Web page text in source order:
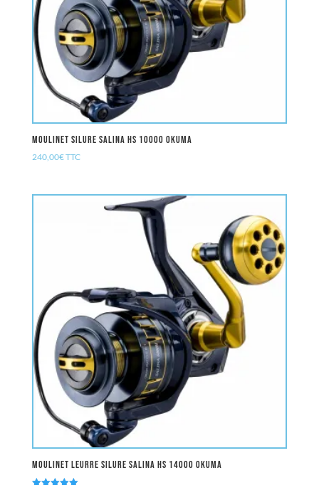
Moulinet Silure SALINA HS 10000 OKUMA
240,00€TTC
Moulinet Leurre Silure SALINA HS 14000 OKUMA